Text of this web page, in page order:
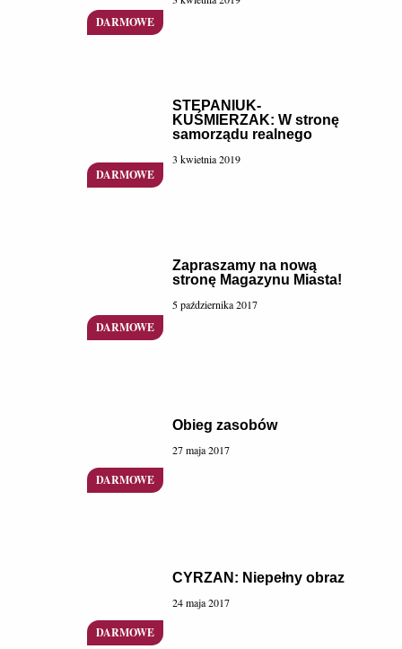
STEPANIUK-
KUŚMIERZAK: W stronę
samorządu realnego
3 kwietnia 2019
Zapraszamy na nową
stronę Magazynu Miasta!
5 października 2017
Obieg zasobów
27 maja 2017
CYRZAN: Niepełny obraz
24 maja 2017